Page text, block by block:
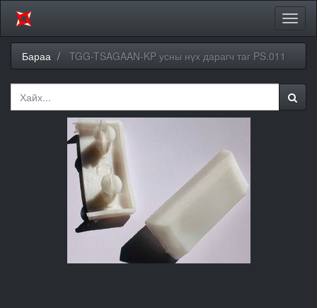
Бараа
TGG-TSAGAAN-KP усны нүх дарагч таг PS.011